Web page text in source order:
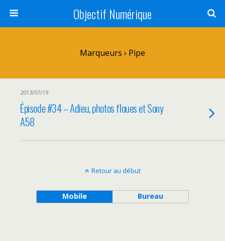
Objectif Numérique
Marqueurs › Pipe
2013/07/19
Épisode #34 – Adieu, photos floues et Sony
A58
Retour au début
Mobile Bureau